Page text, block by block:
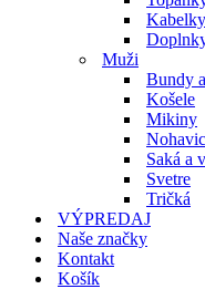
Kabelky
Muži
Bundy
Košele
Mikiny
Saká a
Svetre
Tričká
VÝPREDAJ
Naše značky
Kontakt
Košík